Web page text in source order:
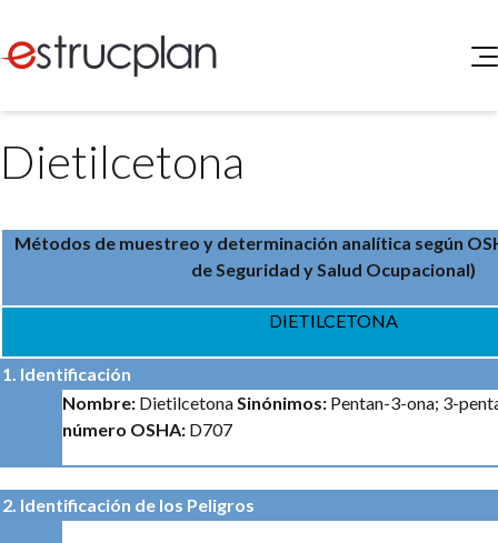
SERVICIOS
Medio Ambiente
Portal de Clientes
Matriz Profesional
ELEG
Dietilcetona
Métodos de muestreo y determinación analítica según
de Seguridad y Salud Ocupacional)
DIETILCETONA
1. Identificación
Nombre: DietilcetonaSinónimos: Pentan-3-ona; 3-
número OSHA: D707
2. Identificación de los Peligros